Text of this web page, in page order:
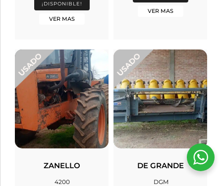
¡DISPONIBLE!
VER MAS
VER MAS
ZANELLO
4200
DE GRANDE
DGM